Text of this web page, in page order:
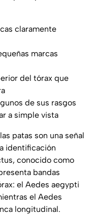
claramente
marcas
del tórax que
de sus rasgos
a simple vista
patas son una señal
identificación
, conocido como
bandas
el Aedes aegypti
el Aedes
longitudinal.